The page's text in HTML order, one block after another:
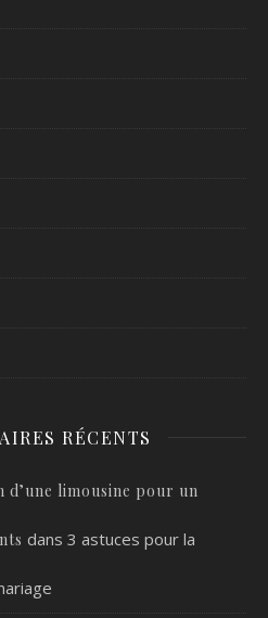
RÉCENTS
limousine pour un
dans 3 astuces pour la